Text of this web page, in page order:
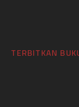
TERBITKAN